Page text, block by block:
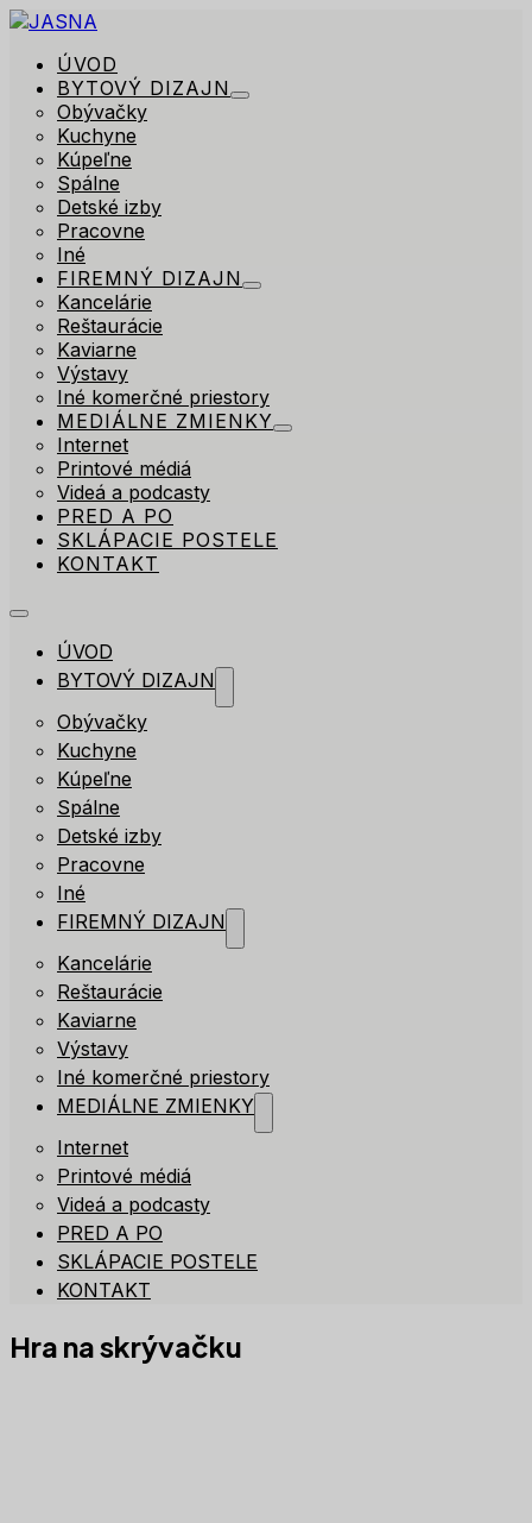
ÚVOD
BYTOVÝ DIZAJN
Obývačky
Kuchyne
Kúpeľne
Spálne
Detské izby
Pracovne
Iné
FIREMNÝ DIZAJN
Kancelárie
Reštaurácie
Kaviarne
Výstavy
Iné komerčné priestory
MEDIÁLNE ZMIENKY
Internet
Printové médiá
Videá a podcasty
PRED A PO
SKLÁPACIE POSTELE
KONTAKT
ÚVOD
BYTOVÝ DIZAJN
Obývačky
Kuchyne
Kúpeľne
Spálne
Detské izby
Pracovne
Iné
FIREMNÝ DIZAJN
Kancelárie
Reštaurácie
Kaviarne
Výstavy
Iné komerčné priestory
MEDIÁLNE ZMIENKY
Internet
Printové médiá
Videá a podcasty
PRED A PO
SKLÁPACIE POSTELE
KONTAKT
Hra na skrývačku